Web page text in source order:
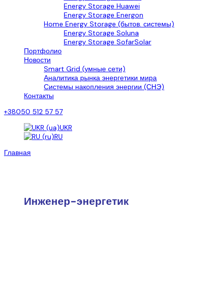
Energy Storage Huawei
Energy Storage Energon
Home Energy Storage (бытов. системы)
Energy Storage Soluna
Energy Storage SofarSolar
Портфолио
Новости
Smart Grid (умные сети)
Аналитика рынка энергетики мира
Системы накопления энергии (СНЭ)
Контакты
+38050 512 57 57
UKR
RU
Главная
Инженер-энергетик